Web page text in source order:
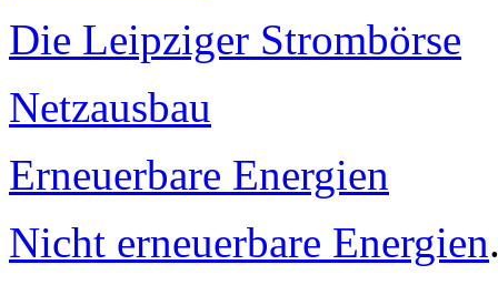
Die Leipziger Strombörse
Netzausbau
Erneuerbare Energien
Nicht erneuerbare Energien